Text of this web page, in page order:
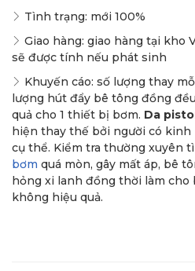
Tình trạng: mới 100%
Giao hàng: giao hàng tại kho
sẽ được tính nếu phát sinh
Khuyến cáo: số lượng thay
lượng hút đẩy bê tông đồng
quả cho 1 thiết bị bơm. Da
hiện thay thế bởi người có kinh
cụ thể. Kiểm tra thường xuyên
bơm quá mòn, gây mất áp, bê
hỏng xi lanh đồng thời làm cho
không hiệu quả.